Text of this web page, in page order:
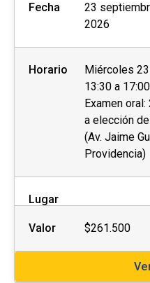
Fecha
23
2026
Horario
Miércoles
13:30 a
Examen
a elección
(Av. Jaime
Providencia)
Lugar
Valor $261.500